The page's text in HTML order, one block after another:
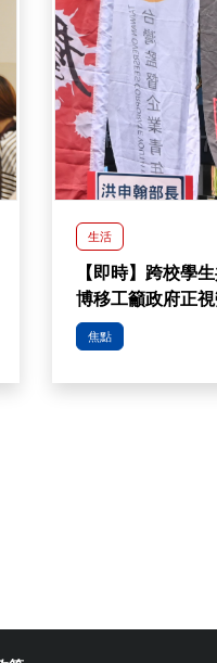
生活
【即時】跨校學
博移工籲政府正
焦點